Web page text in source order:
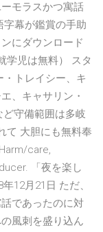
モラスかつ寓話
字幕が鑑賞の手助
にダウンロード
学児は無料） スタ
トレイシー、キ
、キャサリン・
守備範囲は多岐
て 大胆にも無料奉
care,
「夜を楽し
12月21日 ただ、
であったのに対
風刺を盛り込ん